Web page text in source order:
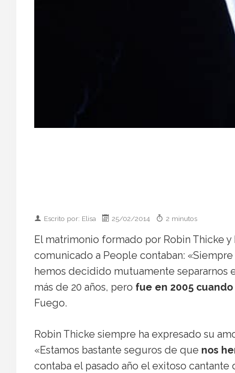
Escrito por: Elisa 25/02/2014 2 minutos
El matrimonio formado por Robin Thicke y
comunicado a People contaban:
hemos decidido mutuamente separarnos
más de 20 años, pero fue en 2005
Fuego.
Robin Thicke siempre ha expresado su
«Estamos bastante seguros de que nos
contaba el pasado año el exitoso cantante